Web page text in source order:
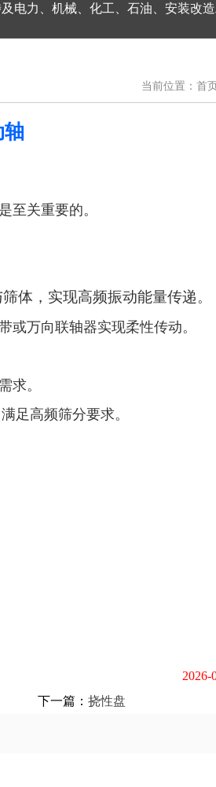
电力、机械、化工、石油、安装改造
当前位置： 首页
轴
至关重要的。
体，实现高频振动能量传递。
或万向联轴器实现柔性传动。
求。
足高频筛分要求。
2026-
下一篇： 挠性盘